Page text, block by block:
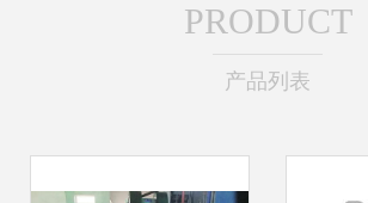
PRODUCT
产品列表